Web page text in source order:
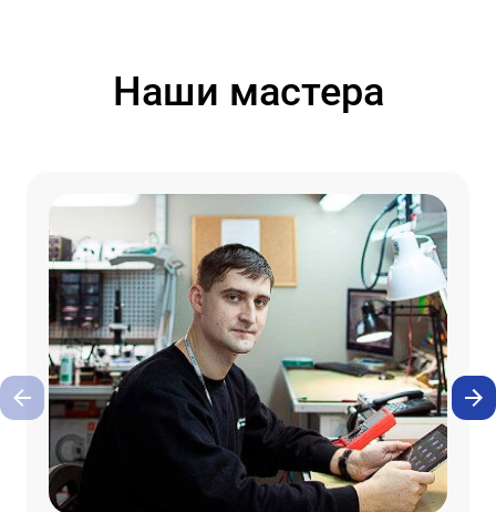
Наши мастера